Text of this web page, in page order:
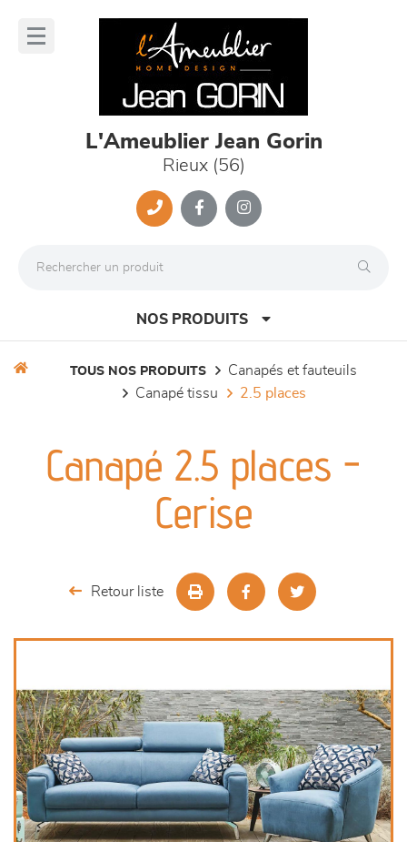
L'Ameublier Jean Gorin
Rieux (56)
NOS PRODUITS
séjours
meubles de complément
TOUS NOS PRODUITS
canapés et fauteuils
canapé tissu
2.5 places
Canapé 2.5 places -
Cerise
Retour liste